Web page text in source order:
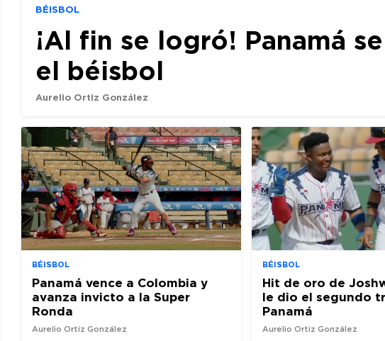
BÉISBOL
¡Al fin se logró! Panamá
el béisbol
Aurelio Ortiz González
BÉISBOL
Panamá vence a Colombia y
avanza invicto a la Super
Ronda
Aurelio Ortiz González
BÉISBOL
Hit de oro de
le dio el segundo
Panamá
Aurelio Ortiz González